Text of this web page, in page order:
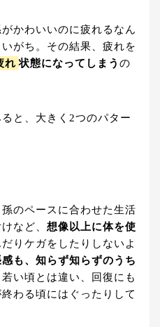
かわいいのに疲れるなん
がち。その結果、疲れを
れ 状態になってしまう の
と、大きく2つのパター
のペースに合わせた生活
など、 想像以上に体を使
りケガをしたりしないよ
も、知らず知らずのうち
若い頃とは違い、回復にも
わる頃にはぐったりして